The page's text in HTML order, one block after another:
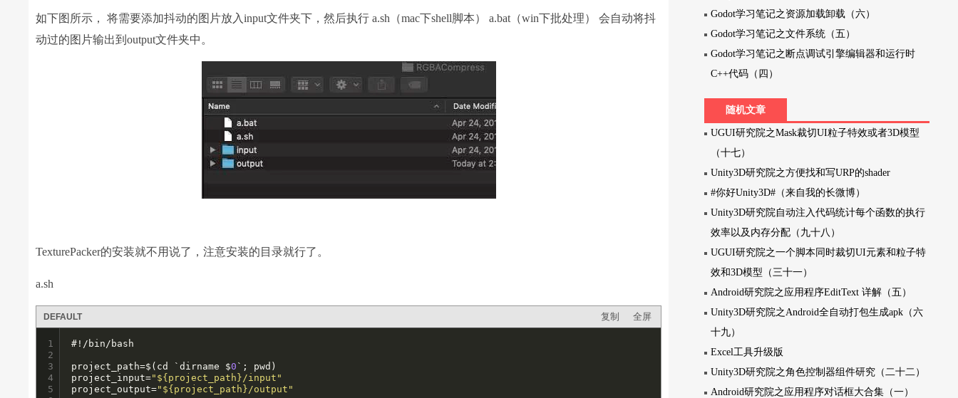
如下图所示， 将需要添加抖动的图片放入input文件夹下，然后执行 a.sh（mac下shell脚本） a.bat（win下批处理） 会自动将抖
动过的图片输出到output文件夹中。
TexturePacker的安装就不用说了，注意安装的目录就行了。
a.sh
DEFAULT 复制 全屏
1
2
3
4
5
#!/bin/bash
project_path=$(cd `dirname $0 `; pwd)
project_input="${project_path}/input"
project_output="${project_path}/output"
Godot学习笔记之资源加载卸载（六）
Godot学习笔记之文件系统（五）
Godot学习笔记之断点调试引擎编辑器和运行时
C++代码（四）
随机文章
UGUI研究院之Mask裁切UI粒子特效或者3D模型
（十七）
Unity3D研究院之方便找和写URP的shader
#你好Unity3D#（来自我的长微博）
Unity3D研究院自动注入代码统计每个函数的执行
效率以及内存分配（九十八）
UGUI研究院之一个脚本同时裁切UI元素和粒子特
效和3D模型（三十一）
Android研究院之应用程序EditText 详解（五）
Unity3D研究院之Android全自动打包生成apk（六
十九）
Excel工具升级版
Unity3D研究院之角色控制器组件研究（二十二）
Android研究院之应用程序对话框大合集（一）